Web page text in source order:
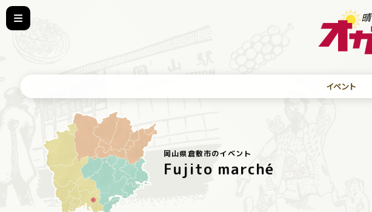
イベント
岡山県倉敷市のイベント
Fujito marché